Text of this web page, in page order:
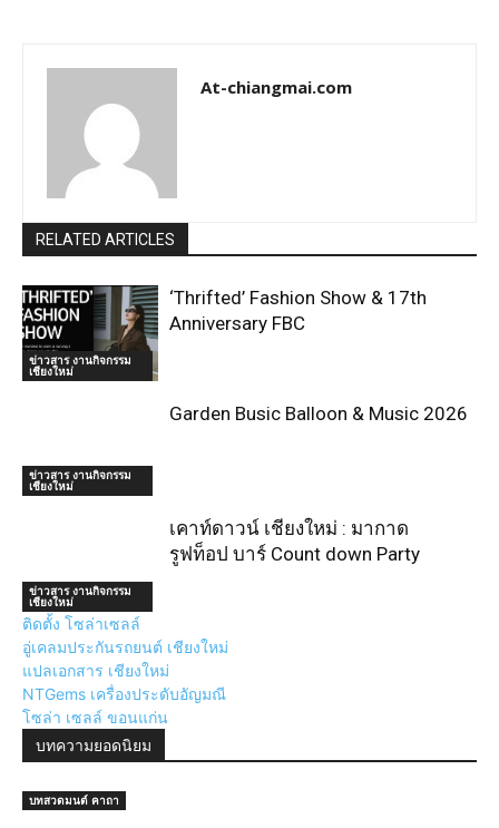
At-chiangmai.com
RELATED ARTICLES
ข่าวสาร งานกิจกรรม
เชียงใหม่
‘Thrifted’ Fashion Show & 17th
Anniversary FBC
ข่าวสาร งานกิจกรรม
เชียงใหม่
Garden Busic Balloon & Music 2026
ข่าวสาร งานกิจกรรม
เชียงใหม่
เคาท์ดาวน์ เชียงใหม่ : มากาด
รูฟท็อป บาร์ Count down Party
ติดตั้ง โซล่าเซลล์
อู่เคลมประกันรถยนต์ เชียงใหม่
แปลเอกสาร เชียงใหม่
NTGems เครื่องประดับอัญมณี
โซล่า เซลล์ ขอนแก่น
บทความยอดนิยม
บทสวดมนต์ คาถา